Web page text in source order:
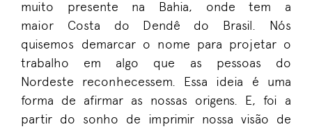
muito presente na Bahia, onde tem a
maior Costa do Dendê do Brasil. Nós
quisemos demarcar o nome para projetar o
trabalho
em algo que as pessoas do
Nordeste
reconhecessem. Essa ideia é uma
forma de afirmar as nossas origens
E, foi a
partir do sonho de imprimir nossa visão de